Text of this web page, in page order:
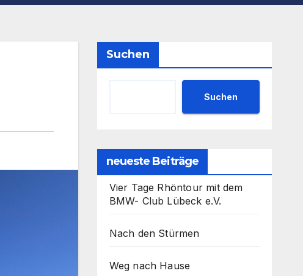
Suchen
Suchen
neueste Beiträge
Vier Tage Rhöntour mit dem
BMW- Club Lübeck e.V.
Nach den Stürmen
Weg nach Hause